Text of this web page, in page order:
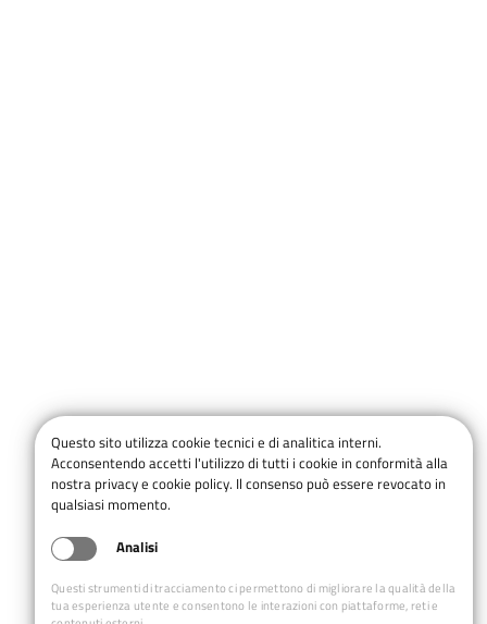
Questo sito utilizza cookie tecnici e di analitica interni.
Acconsentendo accetti l'utilizzo di tutti i cookie in conformità alla
nostra privacy e cookie policy. Il consenso può essere revocato in
qualsiasi momento.
Analisi
Questi strumenti di tracciamento ci permettono di migliorare la qualità della
tua esperienza utente e consentono le interazioni con piattaforme, reti e